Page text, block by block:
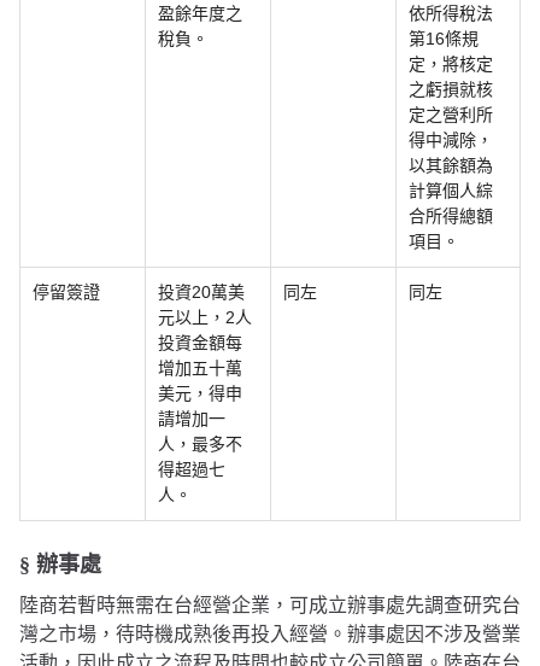
盈餘年度之
稅負。
依所得稅法
第16條規
定，將核定
之虧損就核
定之營利所
得中減除，
以其餘額為
計算個人綜
合所得總額
項目。
停留簽證
投資20萬美
元以上，2人
投資金額每
增加五十萬
美元，得申
請增加一
人，最多不
得超過七
人。
同左 同左
§ 辦事處
陸商若暫時無需在台經營企業，可成立辦事處先調查研究台
灣之市場，待時機成熟後再投入經營。辦事處因不涉及營業